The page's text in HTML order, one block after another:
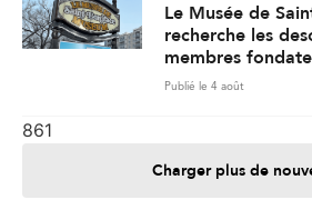
Le Musée de
recherche les
membres
Publié le 4 août
861
Charger plus de